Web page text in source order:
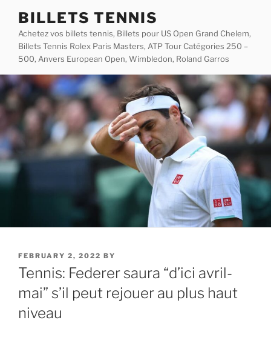
content
BILLETS TENNIS
Achetez vos billets tennis, Billets pour US Open Grand Chelem,
Billets Tennis Rolex Paris Masters, ATP Tour Catégories 250 –
500, Anvers European Open, Wimbledon, Roland Garros
POSTED
ON
FEBRUARY 2, 2022 BY
Tennis: Federer saura “d’ici avril-
mai” s’il peut rejouer au plus haut
niveau